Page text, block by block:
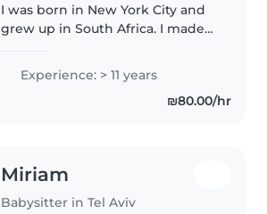
I was born in New York City and
grew up in South Africa. I made
served as a lone soldier in the
IDF. I am now a tour guide in
Israel and run my own travel..
Experience: > 11 years
₪80.00/hr
Miriam
Babysitter in Tel Aviv